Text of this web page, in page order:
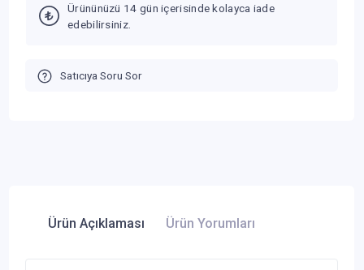
Ürününüzü 14 gün içerisinde kolayca iade
edebilirsiniz.
Satıcıya Soru Sor
Ürün Açıklaması Ürün Yorumları